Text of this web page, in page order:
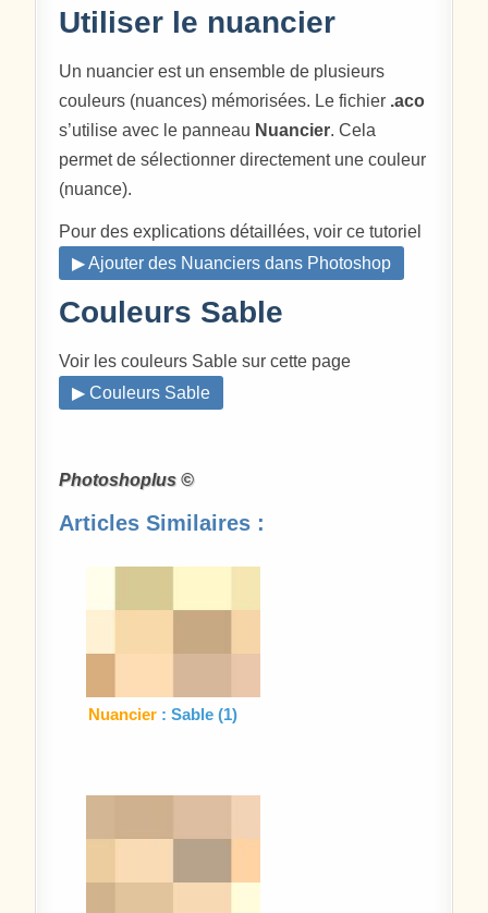
Utiliser le nuancier
Un nuancier est un ensemble de plusieurs
couleurs (nuances) mémorisées. Le fichier .aco
s’utilise avec le panneau Nuancier. Cela
permet de sélectionner directement une couleur
(nuance).
Pour des explications détaillées, voir ce tutoriel
▶ Ajouter des Nuanciers dans Photoshop
Couleurs Sable
Voir les couleurs Sable sur cette page
▶ Couleurs Sable
Photoshoplus ©
Articles Similaires :
Nuancier : Sable (1)